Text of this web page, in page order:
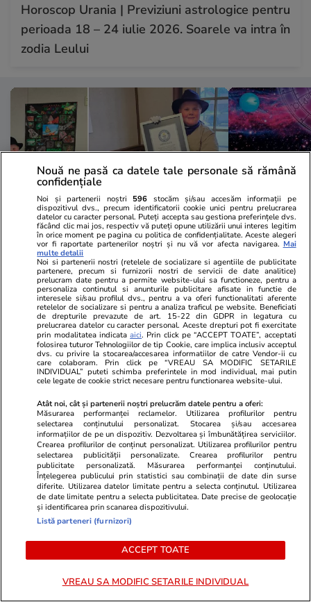
Horoscop Urania | Previziuni astrologice pentru
perioada 18 – 24 iulie 2026. Soarele va intra în
zodia Leului
Lifestyle 08:20
Un copil de 9 ani, pasionat de
dinozauri, a deschis un muzeu și a
intrat în Cartea Recordurilor, în
SUA
Horoscop
Horoscop
Vărsătorii
termenii
modifice un
convine
Horoscop
Horoscop 18 iulie 2026.
Vărsătorii ar vrea să răstoarne
termenii unei înțelegeri, să
modifice un acord care nu le mai
convine
Vacanțe și Cultură 17 iul.
Ce nume se sărbătoresc de
Nouă ne pasă ca datele tale personale să rămână
confidențiale
Noi și partenerii noștri 596 stocăm și/sau accesăm informații pe
dispozitivul dvs., precum identificatorii cookie unici pentru prelucrarea
datelor cu caracter personal. Puteți accepta sau gestiona preferințele dvs.
făcând clic mai jos, respectiv vă puteți opune utilizării unui interes legitim
în orice moment pe pagina cu politica de confidențialitate. Aceste alegeri
vor fi raportate partenerilor noștri și nu vă vor afecta navigarea. Mai
multe detalii
Noi si partenerii nostri (retelele de socializare si agentiile de publicitate
partenere, precum si furnizorii nostri de servicii de date analitice)
prelucram date pentru a permite website-ului sa functioneze, pentru a
personaliza continutul si anunturile publicitare afisate in functie de
interesele si/sau profilul dvs., pentru a va oferi functionalitati aferente
retelelor de socializare si pentru a analiza traficul pe website. Beneficiati
de drepturile prevazute de art. 15-22 din GDPR in legatura cu
prelucrarea datelor cu caracter personal. Aceste drepturi pot fi exercitate
prin modalitatea indicataaici. Prin click pe “ACCEPT TOATE”, acceptati
folosirea tuturor Tehnologiilor de tip Cookie, care implica inclusiv acceptul
dvs. cu privire la stocarea/accesarea informatiilor de catre Vendor-ii cu
care colaboram. Prin click pe “VREAU SA MODIFIC SETARILE
INDIVIDUAL” puteti schimba preferintele in mod individual, mai putin
cele legate de cookie strict necesare pentru functionarea website-ului.
Atât noi, cât și partenerii noștri prelucrăm datele pentru a oferi:
Măsurarea performanței reclamelor. Utilizarea profilurilor pentru
selectarea conținutului personalizat. Stocarea și/sau accesarea
informațiilor de pe un dispozitiv. Dezvoltarea și îmbunătățirea serviciilor.
Crearea profilurilor de conținut personalizat. Utilizarea profilurilor pentru
selectarea publicității personalizate. Crearea profilurilor pentru
publicitate personalizată. Măsurarea performanței conținutului.
Înțelegerea publicului prin statistici sau combinații de date din surse
diferite. Utilizarea datelor limitate pentru a selecta conținutul. Utilizarea
de date limitate pentru a selecta publicitatea. Date precise de geolocație
și identificarea prin scanarea dispozitivului.
Listă parteneri (furnizori)
ACCEPT TOATE
VREAU SA MODIFIC SETARILE INDIVIDUAL